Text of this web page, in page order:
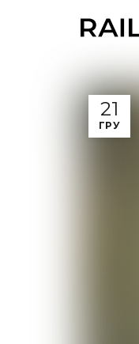
21
ГРУ